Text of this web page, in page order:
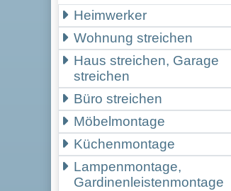
Heimwerker
Wohnung streichen
Haus streichen, Garage
streichen
Büro streichen
Möbelmontage
Küchenmontage
Lampenmontage,
Gardinenleistenmontage